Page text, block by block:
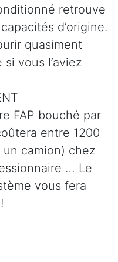
retrouve
d’origine.
quasiment
vous l’aviez
FAP bouché par
entre 1200
camion) chez
… Le
vous fera